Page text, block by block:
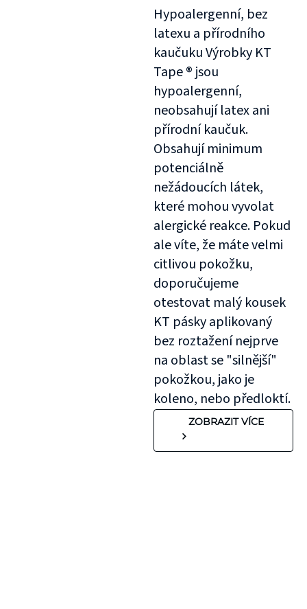
Hypoalergenní, bez
latexu a přírodního
kaučuku Výrobky KT
Tape ® jsou
hypoalergenní,
neobsahují latex ani
přírodní kaučuk.
Obsahují minimum
potenciálně
nežádoucích látek,
které mohou vyvolat
alergické reakce. Pokud
ale víte, že máte velmi
citlivou pokožku,
doporučujeme
otestovat malý kousek
KT pásky aplikovaný
bez roztažení nejprve
na oblast se "silnější"
pokožkou, jako je
koleno, nebo předloktí.
ZOBRAZIT VÍCE